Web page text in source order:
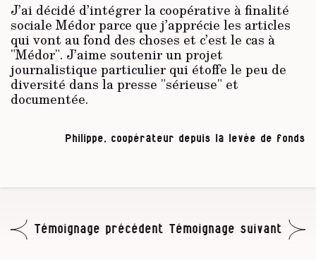
J’ai décidé d’intégrer la coopérative à finalité
sociale Médor parce que j’apprécie les articles
qui vont au fond des choses et c’est le cas à
"Médor". J’aime soutenir un projet
journalistique particulier qui étoffe le peu de
diversité dans la presse "sérieuse" et
documentée.
Philippe, coopérateur depuis la levée de fonds
Témoignage précédent Témoignage suivant